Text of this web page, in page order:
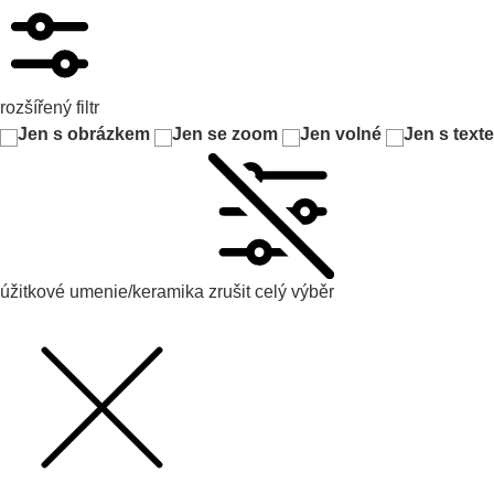
rozšířený filtr
Jen s obrázkem
Jen se zoom Jen volné Jen s
úžitkové umenie/keramika zrušit celý výběr